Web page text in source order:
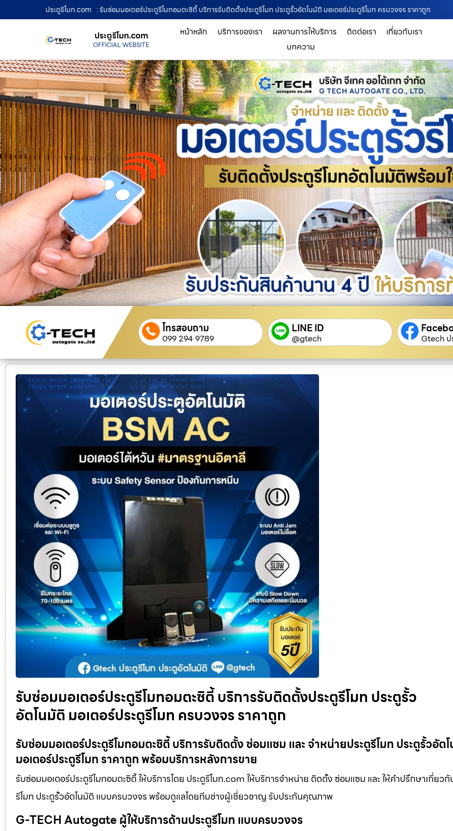
ประตูรีโมท.com : รับซ่อมมอเตอร์ประตูรีโมทอมตะซิตี้ บริการรับติดตั้งประตูรีโมท ประตูรั้วอัตโนมัติ มอเตอร์ประตูรีโมท ครบวงจร ราคาถูก
ประตูรีโมท.com
OFFICIAL WEBSITE
หน้าหลัก บริการของเรา ผลงานการให้บริการ ติดต่อเรา
เกี่ยวกับเรา
บทความ
โทรสอบถาม
099 294 9789
LINE ID
@gtech Gtech ป
รับซ่อมมอเตอร์ประตูรีโมทอมตะซิตี้ บริการรับติดตั้งประตูรีโมท ประตูรั้ว
อัตโนมัติ มอเตอร์ประตูรีโมท ครบวงจร ราคาถูก
รับซ่อมมอเตอร์ประตูรีโมทอมตะซิตี้ บริการรับติดตั้ง ซ่อมแซม และ จำหน่ายประตูรีโมท ประตูรั้วอัต
มอเตอร์ประตูรีโมท ราคาถูก พร้อมบริการหลังการขาย
รับซ่อมมอเตอร์ประตูรีโมทอมตะซิตี้ ให้บริการโดย ประตูรีโมท.com ให้บริการจำหน่าย ติดตั้ง ซ่อมแซม และ ให้คำปรึกษาเกี่ยวกั
รีโมท ประตูรั้วอัตโนมัติ แบบครบวงจร พร้อมดูแลโดยทีมช่างผู้เชี่ยวชาญ รับประกันคุณภาพ
G-TECH Autogate ผู้ให้บริการด้านประตูรีโมท แบบครบวงจร